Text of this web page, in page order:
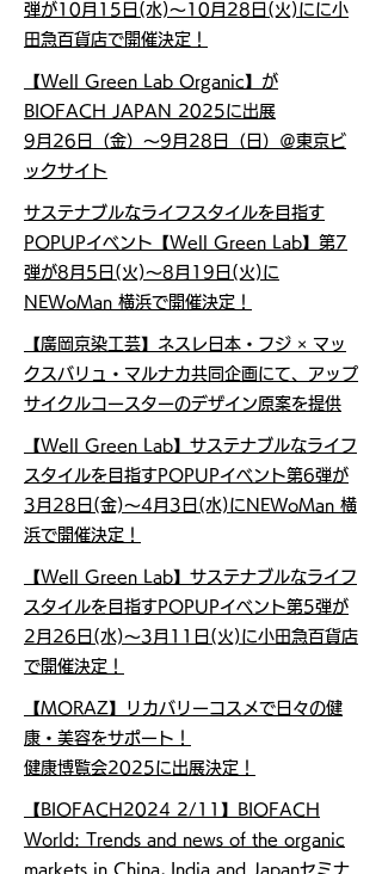
弾が10月15日(水)～10月28日(火)にに小
田急百貨店で開催決定！
【Well Green Lab Organic】が
BIOFACH JAPAN 2025に出展
9月26日（金）〜9月28日（日）＠東京ビ
ックサイト
サステナブルなライフスタイルを目指す
POPUPイベント【Well Green Lab】第7
弾が8月5日(火)～8月19日(火)に
NEWoMan 横浜で開催決定！
【廣岡京染工芸】ネスレ日本・フジ × マッ
クスバリュ・マルナカ共同企画にて、アップ
サイクルコースターのデザイン原案を提供
【Well Green Lab】サステナブルなライフ
スタイルを目指すPOPUPイベント第6弾が
3月28日(金)～4月3日(水)にNEWoMan 横
浜で開催決定！
【Well Green Lab】サステナブルなライフ
スタイルを目指すPOPUPイベント第5弾が
2月26日(水)～3月11日(火)に小田急百貨店
で開催決定！
【MORAZ】リカバリーコスメで日々の健
康・美容をサポート！
健康博覧会2025に出展決定！
【BIOFACH2024 2/11】BIOFACH
World: Trends and news of the organic
markets in China, India and Japanセミナ